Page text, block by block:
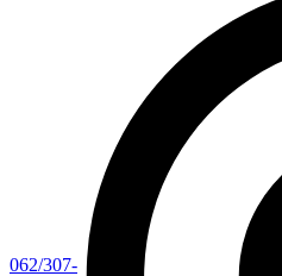
062/307-